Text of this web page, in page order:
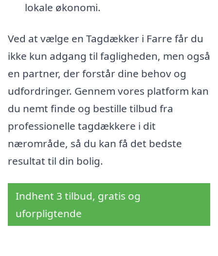
lokale økonomi.
Ved at vælge en Tagdækker i Farre får du
ikke kun adgang til fagligheden, men også
en partner, der forstår dine behov og
udfordringer. Gennem vores platform kan
du nemt finde og bestille tilbud fra
professionelle tagdækkere i dit
nærområde, så du kan få det bedste
resultat til din bolig.
Indhent 3 tilbud, gratis og
uforpligtende